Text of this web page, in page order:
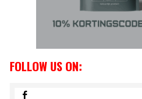
FOLLOW US ON: